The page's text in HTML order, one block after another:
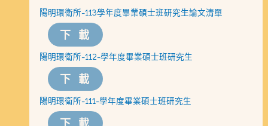
陽明環衛所-113學年度畢業碩士班研究生論文清單
下載
陽明環衛所-112-學年度畢業碩士班研究生
下載
陽明環衛所-111-學年度畢業碩士班研究生
下載